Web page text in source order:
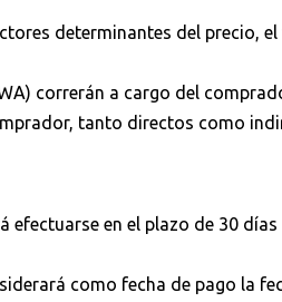
determinantes del precio, el
correrán a cargo del
tanto directos como
en el plazo de 30 días
como fecha de pago la